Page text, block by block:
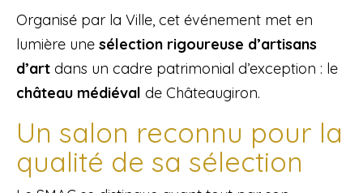
Organisé par la Ville, cet événement met en
lumière une sélection rigoureuse d’artisans
d’art dans un cadre patrimonial d’exception : le
château médiéval de Châteaugiron.
Un salon reconnu pour la
qualité de sa sélection